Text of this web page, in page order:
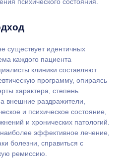
существует идентичных
каждого пациента
клиники составляют
программу, опираясь
характера, степень
внешние раздражители,
и психическое состояние,
и хронических патологий.
эффективное лечение,
болезни, справиться с
ремиссию.